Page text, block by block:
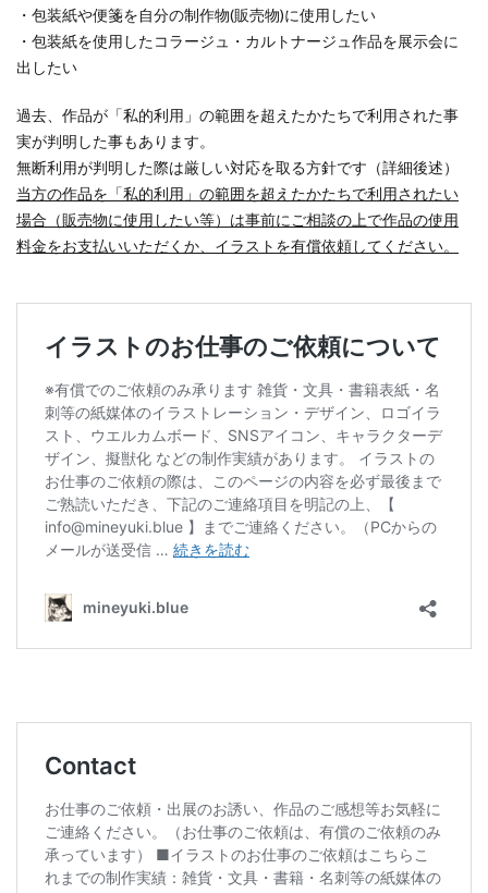
・包装紙や便箋を自分の制作物(販売物)に使用したい
・包装紙を使用したコラージュ・カルトナージュ作品を展示会に
出したい
過去、作品が「私的利用」の範囲を超えたかたちで利用された事
実が判明した事もあります。
無断利用が判明した際は厳しい対応を取る方針です（詳細後述）
当方の作品を「私的利用」の範囲を超えたかたちで利用されたい
場合（販売物に使用したい等）は事前にご相談の上で作品の使用
料金をお支払いいただくか、イラストを有償依頼してください。